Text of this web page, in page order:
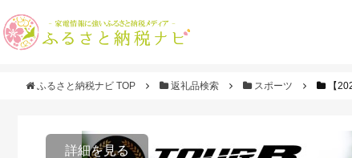
ふるさと納税ナビ TOP 返礼品検索 スポーツ 【
詳細を見る